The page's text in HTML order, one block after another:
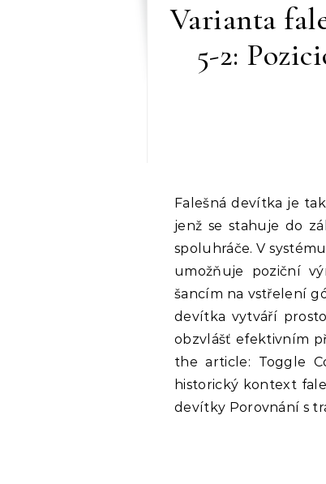
Varianta
5-2:
Falešná devítka je taktická inovace ve fotbale, která zahrnuje útočníka,
jenž se stahuje do
spoluhráče. V
umožňuje poziční
šancím na vstřelení
devítka vytváří
obzvlášť efektivním
the article: Toggle
historický kontext
devítky Porovnání s